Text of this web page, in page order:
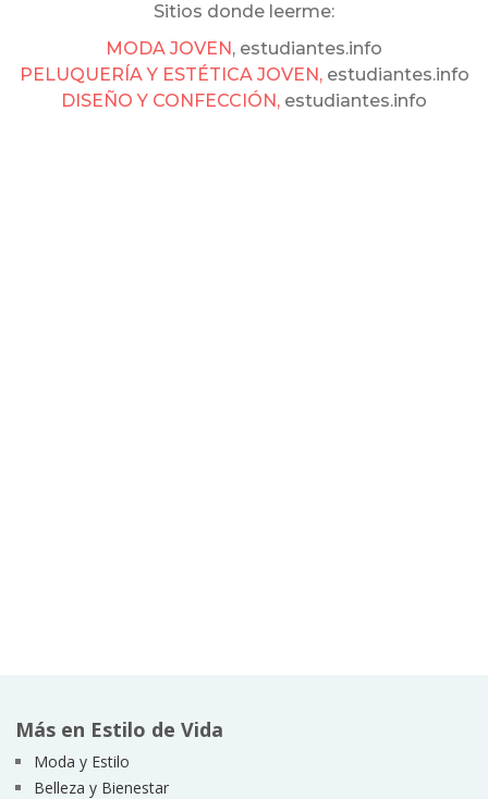
Sitios donde leerme:
MODA JOVEN , estudiantes.info
PELUQUERÍA Y ESTÉTICA JOVEN,estudiantes.info
DISEÑO Y CONFECCIÓN, estudiantes.info
Más en Estilo de Vida
Moda y Estilo
Belleza y Bienestar